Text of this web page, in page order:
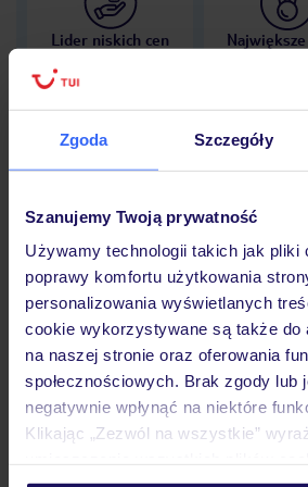
Zgoda Szczegóły
Szanujemy Twoją prywatność
Używamy technologii takich jak pliki
poprawy komfortu użytkowania
personalizowania wyświetlanych
cookie wykorzystywane są także do
na naszej stronie oraz oferowania
społecznościowych. Brak zgody lub
negatywnie wpłynąć na niektóre
Klikając „Zezwól na wszystkie”
Lider niskich cen
Opinie
Pokoje
Wyżywienie